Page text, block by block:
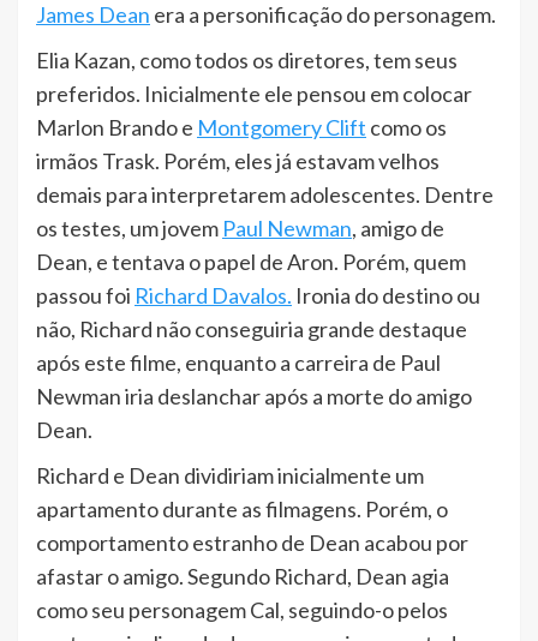
James Dean era a personificação do personagem.
Elia Kazan, como todos os diretores, tem seus
preferidos. Inicialmente ele pensou em colocar
Marlon Brando e Montgomery Clift como os
irmãos Trask. Porém, eles já estavam velhos
demais para interpretarem adolescentes. Dentre
os testes, um jovem Paul Newman, amigo de
Dean, e tentava o papel de Aron. Porém, quem
passou foi Richard Davalos. Ironia do destino ou
não, Richard não conseguiria grande destaque
após este filme, enquanto a carreira de Paul
Newman iria deslanchar após a morte do amigo
Dean.
Richard e Dean dividiriam inicialmente um
apartamento durante as filmagens. Porém, o
comportamento estranho de Dean acabou por
afastar o amigo. Segundo Richard, Dean agia
como seu personagem Cal, seguindo-o pelos